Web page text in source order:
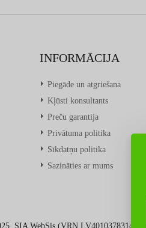
INFORMĀCIJA
Piegāde un atgriešana
Kļūsti konsultants
Preču garantija
Privātuma politika
Sīkdatņu politika
Sazināties ar mums
SIA WebSis (VRN LV40103783149),